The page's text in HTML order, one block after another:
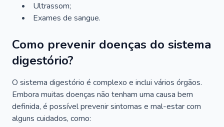
Ultrassom;
Exames de sangue.
Como prevenir doenças do sistema
digestório?
O sistema digestório é complexo e inclui vários órgãos.
Embora muitas doenças não tenham uma causa bem
definida, é possível prevenir sintomas e mal-estar com
alguns cuidados, como: